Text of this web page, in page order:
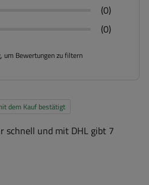
(0)
(0)
um Bewertungen zu filtern
dem Kauf bestätigt
schnell und mit DHL gibt 7